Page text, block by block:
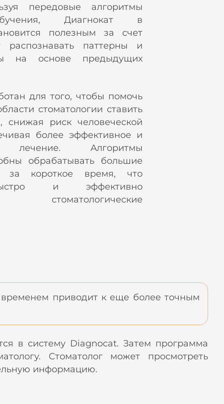
передовые алгоритмы
Диагнокат в
полезным за счет
паттерны и
на основе предыдущих
для того, чтобы помочь
стоматологии ставить
снижая риск человеческой
более эффективное и
лечение. Алгоритмы
обрабатывать большие
за короткое время, что
и эффективно
стоматологические
временем приводит к еще более точным
в систему Diagnocat. Затем программа
Стоматолог может просмотреть
информацию.